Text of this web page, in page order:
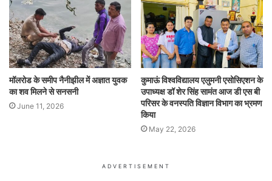
मॉलरोड के समीप नैनीझील में अज्ञात युवक
का शव मिलने से सनसनी
June 11, 2026
कुमाऊं विश्वविद्यालय एलुमनी एसोसिएशन के
उपाध्यक्ष डॉ शेर सिंह सामंत आज डी एस बी
परिसर के वनस्पति विज्ञान विभाग का भ्रमण
किया
May 22, 2026
ADVERTISEMENT